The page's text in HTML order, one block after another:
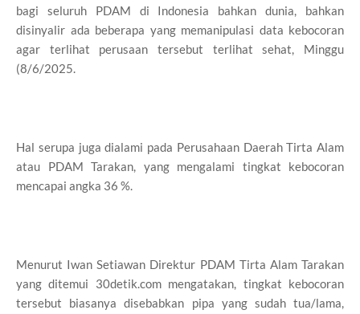
bagi seluruh PDAM di Indonesia bahkan dunia, bahkan
disinyalir ada beberapa yang memanipulasi data kebocoran
agar terlihat perusaan tersebut terlihat sehat, Minggu
(8/6/2025.
Hal serupa juga dialami pada Perusahaan Daerah Tirta Alam
atau PDAM Tarakan, yang mengalami tingkat kebocoran
mencapai angka 36 %.
Menurut Iwan Setiawan Direktur PDAM Tirta Alam Tarakan
yang ditemui 30detik.com mengatakan, tingkat kebocoran
tersebut biasanya disebabkan pipa yang sudah tua/lama,